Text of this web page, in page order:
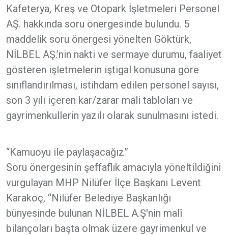
Kafeterya, Kreş ve Otopark İşletmeleri Personel
AŞ. hakkında soru önergesinde bulundu. 5
maddelik soru önergesi yönelten Göktürk,
NİLBEL AŞ.’nin nakti ve sermaye durumu, faaliyet
gösteren işletmelerin iştigal konusuna göre
sınıflandırılması, istihdam edilen personel sayısı,
son 3 yılı içeren kar/zarar mali tabloları ve
gayrimenkullerin yazılı olarak sunulmasını istedi.
“Kamuoyu ile paylaşacağız”
Soru önergesinin şeffaflık amacıyla yöneltildiğini
vurgulayan MHP Nilüfer İlçe Başkanı Levent
Karakoç, “Nilüfer Belediye Başkanlığı
bünyesinde bulunan NİLBEL A.Ş'nin malî
bilançoları başta olmak üzere gayrimenkul ve